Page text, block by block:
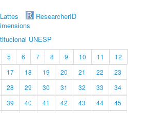
ResearcherID
UNESP
5 6 7 8 9 10 11
12
17 18 19 20 21 22
23
28 29 30 31 32 33
34
39 40 41 42 43 44
45